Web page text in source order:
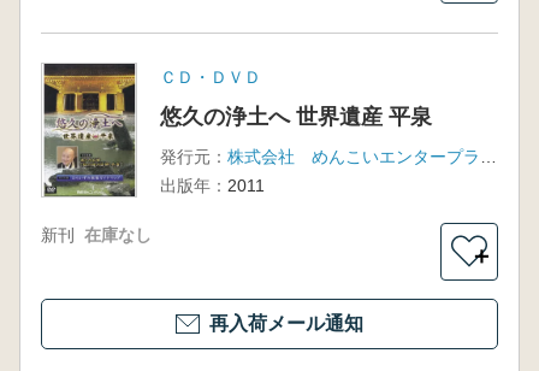
ＣＤ・ＤＶＤ
悠久の浄土へ 世界遺産 平泉
発行元：
出版年： 2011
新刊 在庫なし
＋
再入荷メール通知